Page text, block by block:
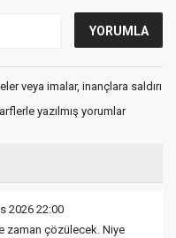
veya imalar, inançlara saldırı
yazılmış yorumlar
2026 22:00
zaman çözülecek. Niye